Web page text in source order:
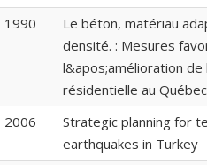
1990
Le béton, matériau
densité. : Mesures
l&apos;amélioration
résidentielle au Québec
2006
Strategic planning for
earthquakes in Turkey